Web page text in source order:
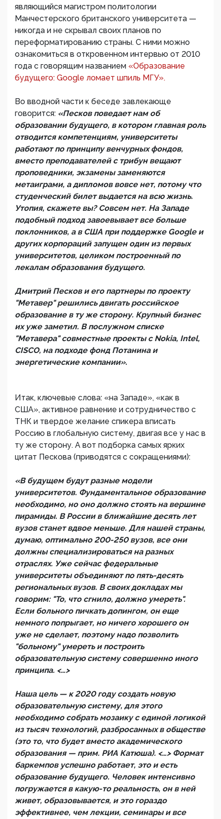
являющийся магистром политологии
Манчестерского британского университета —
никогда и не скрывал своих планов по
переформатированию страны. С ними можно
ознакомиться в откровенном интервью от 2010
года с говорящим названием «Образование
будущего: Google ломает шпиль МГУ».
Во вводной части к беседе завлекающе
говорится: «Песков поведает нам об
образовании будущего, в котором главная роль
отводится компетенциям, университеты
работают по принципу венчурных фондов,
вместо преподавателей с трибун вещают
проповедники, экзамены заменяются
метаиграми, а дипломов вовсе нет, потому что
студенческий билет выдается на всю жизнь.
Утопия, скажете вы? Совсем нет. На Западе
подобный подход завоевывает все больше
поклонников, а в США при поддержке Google и
других корпораций запущен один из первых
университетов, целиком построенный по
лекалам образования будущего.
Дмитрий Песков и его партнеры по проекту
"Метавер" решились двигать российское
образование в ту же сторону. Крупный бизнес
их уже заметил. В послужном списке
"Метавера" совместные проекты с Nokia, Intel,
CISCO, на подходе фонд Потанина и
энергетические компании».
Итак, ключевые слова: «на Западе», «как в
США», активное равнение и сотрудничество с
ТНК и твердое желание спикера вписать
Россию в глобальную систему, двигая все у нас в
ту же сторону. А вот подборка самых ярких
цитат Пескова (приводятся с сокращениями):
«В будущем будут разные модели
университетов. Фундаментальное образование
необходимо, но оно должно стоять на вершине
пирамиды. В России в ближайшие десять лет
вузов станет вдвое меньше. Для нашей страны,
думаю, оптимально 200-250 вузов, все они
должны специализироваться на разных
отраслях. Уже сейчас федеральные
университеты объединяют по пять-десять
региональных вузов. В своих докладах мы
говорим: "То, что сгнило, должно умереть".
Если больного пичкать допингом, он еще
немного попрыгает, но ничего хорошего он
уже не сделает, поэтому надо позволить
"больному" умереть и построить
образовательную систему совершенно иного
принципа. <…>
Наша цель — к 2020 году создать новую
образовательную систему, для этого
необходимо собрать мозаику с единой логикой
из тысяч технологий, разбросанных в обществе
(это то, что будет вместо академического
образования — прим. РИА Катюша). <…> Формат
баркемпов успешно работает, это и есть
образование будущего. Человек интенсивно
погружается в какую-то реальность, он в ней
живет, образовывается, и это гораздо
эффективнее, чем лекции, семинары и все